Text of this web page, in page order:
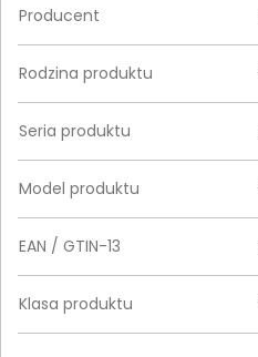
Producent
Rodzina produktu
Seria produktu
Model produktu
EAN / GTIN-13
Klasa produktu